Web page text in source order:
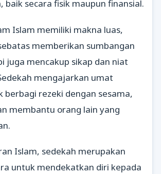
baik secara fisik maupun finansial.
Islam memiliki makna luas,
memberikan sumbangan
juga mencakup sikap dan niat
mengajarkan umat
berbagi rezeki dengan sesama,
membantu orang lain yang
Islam, sedekah merupakan
untuk mendekatkan diri kepada